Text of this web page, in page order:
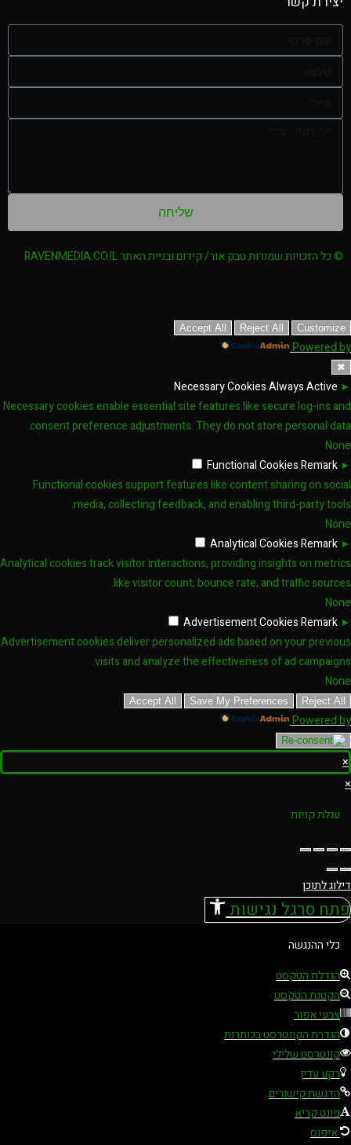
שליחה
© כל הזכויות שמורות טבק אור/ קידום ובניית האתר RAVENMEDIA.CO.IL
Customize
Reject All
Accept All
Powered by
✖
►
Necessary CookiesAlways Active
Necessary cookies enable essential site features like secure log-ins and
consent preference adjustments. They do not store personal data.
None
►
Functional CookiesRemark
Functional cookies support features like content sharing on social
media, collecting feedback, and enabling third-party tools.
None
►
Analytical CookiesRemark
Analytical cookies track visitor interactions, providing insights on metrics
like visitor count, bounce rate, and traffic sources.
None
►
Advertisement CookiesRemark
Advertisement cookies deliver personalized ads based on your previous
visits and analyze the effectiveness of ad campaigns.
None
Reject All
Save My Preferences
Accept All
Powered by
×
×
עגלת קניות
דילוג לתוכן
פתח סרגל נגישות
כלי ההנגשה
הגדלת הטקסט
הקטנת הטקסט
צבעי אפור
הגדרת הקונטרסט בכותרות
קונטרסט שלילי
רקע עדין
הדגשת קישורים
פונט קריא
איפוס